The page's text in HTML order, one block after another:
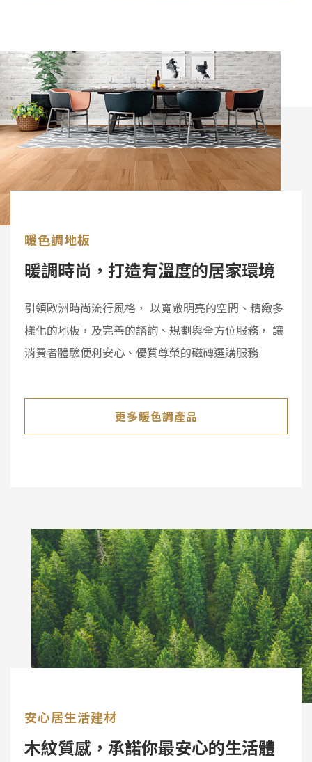
暖色調地板
暖調時尚，打造有溫度的居家環境
引領歐洲時尚流行風格， 以寬敞明亮的空間、精緻多
樣化的地板，及完善的諮詢、規劃與全方位服務， 讓
消費者體驗便利安心、優質尊榮的磁磚選購服務
更多暖色調產品
安心居生活建材
木紋質感，承諾你最安心的生活體